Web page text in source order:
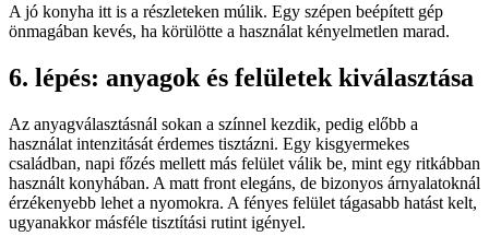
A jó konyha itt is a részleteken múlik. Egy szépen beépített gép
önmagában kevés, ha körülötte a használat kényelmetlen marad.
6. lépés: anyagok és felületek kiválasztása
Az anyagválasztásnál sokan a színnel kezdik, pedig előbb a
használat intenzitását érdemes tisztázni. Egy kisgyermekes
családban, napi főzés mellett más felület válik be, mint egy ritkábban
használt konyhában. A matt front elegáns, de bizonyos árnyalatoknál
érzékenyebb lehet a nyomokra. A fényes felület tágasabb hatást kelt,
ugyanakkor másféle tisztítási rutint igényel.